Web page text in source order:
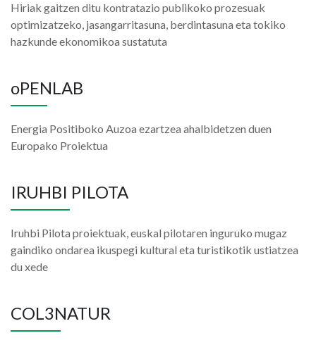
Hiriak gaitzen ditu kontratazio publikoko prozesuak
optimizatzeko, jasangarritasuna, berdintasuna eta tokiko
hazkunde ekonomikoa sustatuta
oPENLAB
Energia Positiboko Auzoa ezartzea ahalbidetzen duen
Europako Proiektua
IRUHBI PILOTA
Iruhbi Pilota proiektuak, euskal pilotaren inguruko mugaz
gaindiko ondarea ikuspegi kultural eta turistikotik ustiatzea
du xede
COL3NATUR